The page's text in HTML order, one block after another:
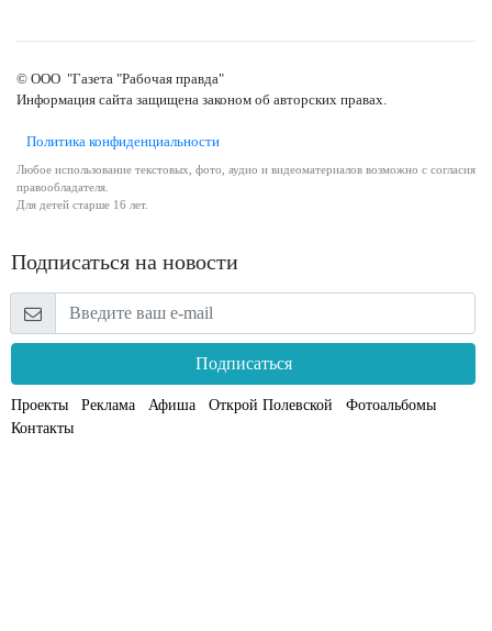
© ООО "Газета "Рабочая правда"
Информация сайта защищена законом об авторских правах.
Политика конфиденциальности
Любое использование текстовых, фото, аудио и видеоматериалов возможно с согласия
правообладателя.
Для детей старше 16 лет.
Подписаться на новости
Подписаться
Проекты Реклама Афиша Открой Полевской
Фотоальбомы
Контакты